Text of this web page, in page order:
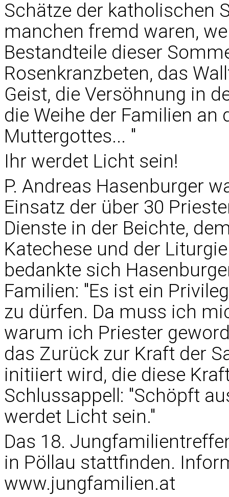
Schätze der katholischen
manchen fremd waren,
Bestandteile dieser
Rosenkranzbeten, das
Geist, die Versöhnung in
die Weihe der Familien an
Muttergottes... "
Ihr werdet Licht sein!
P. Andreas Hasenburger
Einsatz der über 30
Dienste in der Beichte,
Katechese und der
bedankte sich
Familien: "Es ist ein
zu dürfen. Da muss ich
warum ich Priester
das Zurück zur Kraft der
initiiert wird, die diese
Schlussappell: "Schöpft
werdet Licht sein."
Das 18.
in Pöllau stattfinden.
www.jungfamilien.at